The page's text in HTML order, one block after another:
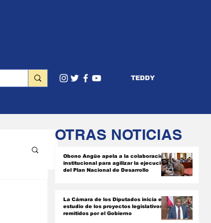
TEDDY
OTRAS NOTICIAS
Obono Angüe apela a la colaboración
institucional para agilizar la ejecución
del Plan Nacional de Desarrollo
La Cámara de los Diputados inicia el
estudio de los proyectos legislativos
remitidos por el Gobierno